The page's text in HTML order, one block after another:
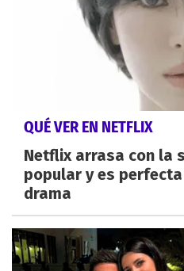
QUÉ VER EN NETFLIX
Netflix arrasa con la
popular y es
drama